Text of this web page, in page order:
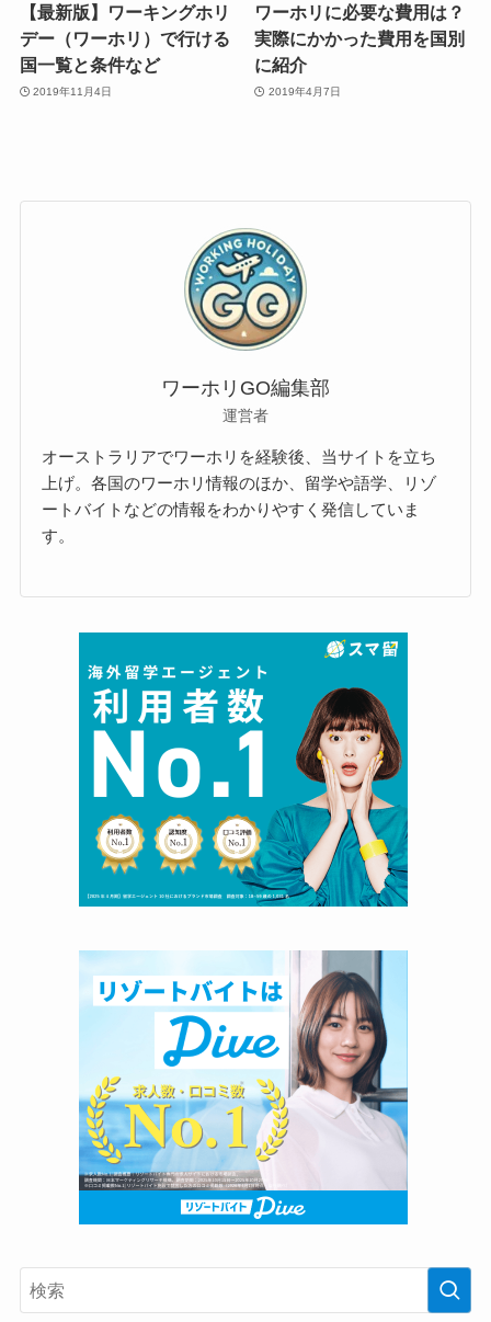
【最新版】ワーキングホリ
デー（ワーホリ）で行ける
国一覧と条件など
2019年11月4日
ワーホリに必要な費用は？
実際にかかった費用を国別
に紹介
2019年4月7日
ワーホリGO編集部
運営者
オーストラリアでワーホリを経験後、当サイトを立ち
上げ。各国のワーホリ情報のほか、留学や語学、リゾ
ートバイトなどの情報をわかりやすく発信していま
す。